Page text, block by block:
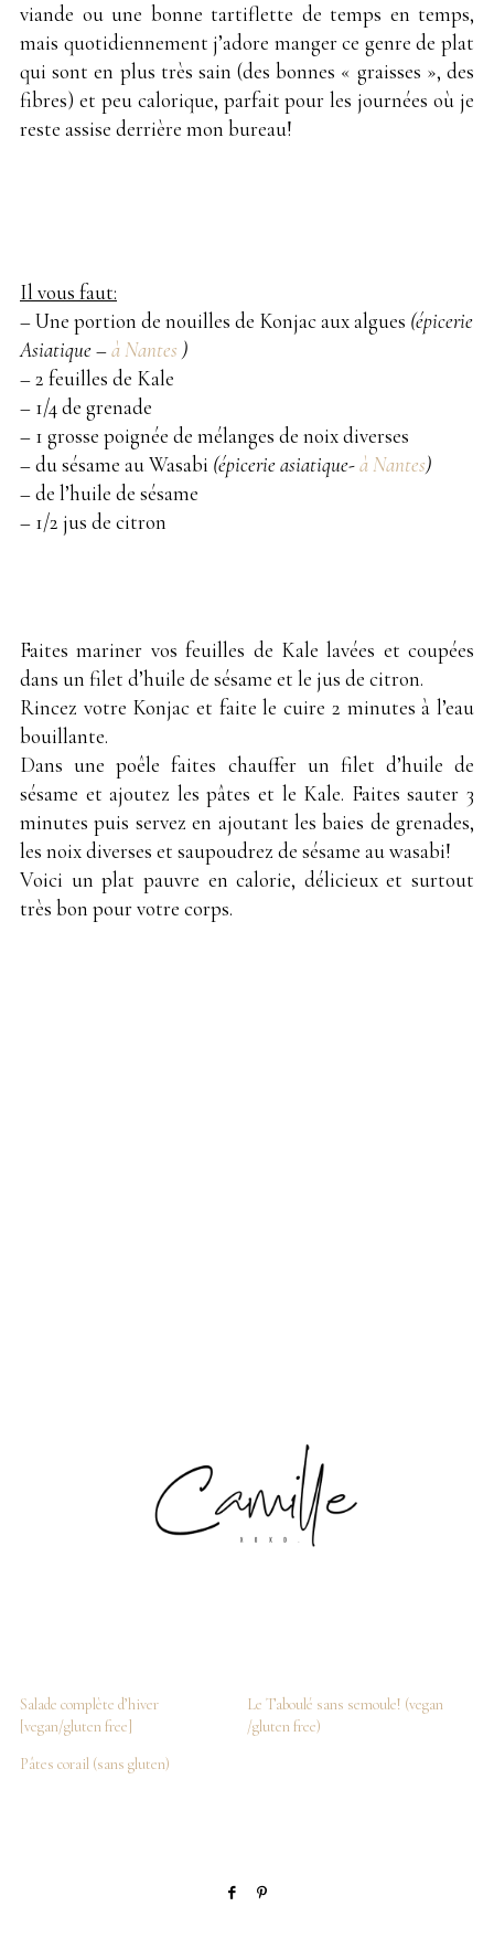
viande ou une bonne tartiflette de temps en temps,
mais quotidiennement j’adore manger ce genre de plat
qui sont en plus très sain (des bonnes « graisses », des
fibres) et peu calorique, parfait pour les journées où je
reste assise derrière mon bureau!
Il vous faut:
– Une portion de nouilles de Konjac aux algues (épicerie
Asiatique –à Nantes )
– 2 feuilles de Kale
– 1/4 de grenade
– 1 grosse poignée de mélanges de noix diverses
– du sésame au Wasabi (épicerie asiatique-à Nantes)
– de l’huile de sésame
– 1/2 jus de citron
Faites mariner vos feuilles de Kale lavées et coupées
dans un filet d’huile de sésame et le jus de citron.
Rincez votre Konjac et faite le cuire 2 minutes à l’eau
bouillante.
Dans une poêle faites chauffer un filet d’huile de
sésame et ajoutez les pâtes et le Kale. Faites sauter 3
minutes puis servez en ajoutant les baies de grenades,
les noix diverses et saupoudrez de sésame au wasabi!
Voici un plat pauvre en calorie, délicieux et surtout
très bon pour votre corps.
Salade complète d’hiver
[vegan/gluten free]
Le Taboulé sans semoule! (vegan
/gluten free)
Pâtes corail (sans gluten)